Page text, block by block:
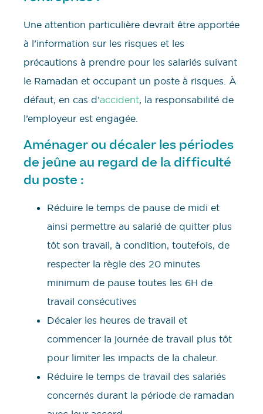
Une attention particulière devrait être apportée
à l’information sur les risques et les
précautions à prendre pour les salariés suivant
le Ramadan et occupant un poste à risques. À
défaut, en cas d’accident, la responsabilité de
l’employeur est engagée.
Aménager ou décaler les périodes
de jeûne au regard de la difficulté
du poste :
Réduire le temps de pause de midi et
ainsi permettre au salarié de quitter plus
tôt son travail, à condition, toutefois, de
respecter la règle des 20 minutes
minimum de pause toutes les 6H de
travail consécutives
Décaler les heures de travail et
commencer la journée de travail plus tôt
pour limiter les impacts de la chaleur.
Réduire le temps de travail des salariés
concernés durant la période de ramadan